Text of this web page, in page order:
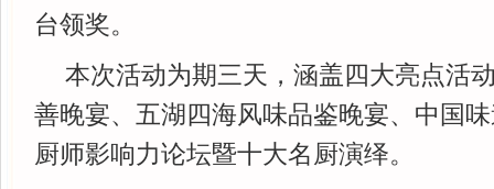
台领奖。
本次活动为期三天，涵盖四大亮点活
善晚宴、五湖四海风味品鉴晚宴、中国
厨师影响力论坛暨十大名厨演绎。